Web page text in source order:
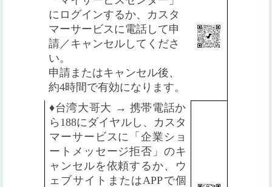
にログインするか、カスタ
マーサービスに電話して申
請／キャンセルしてくださ
い。
申請またはキャンセル後、
約4時間で有効になります。
♦️台湾大哥大 → 携帯電話か
ら188にダイヤルし、カスタ
マーサービスに「企業ショ
ートメッセージ拒否」のキ
ャンセルを依頼するか、ウ
ェブサイトまたはAPPで個